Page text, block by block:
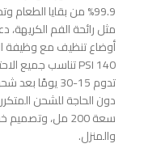
99.9% من بقايا
سعة 200 مل،
والمنزل.